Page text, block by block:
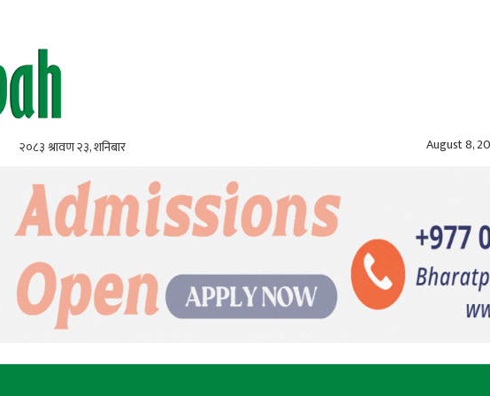
२०८३ श्रावण २३, शनिबार August 8,